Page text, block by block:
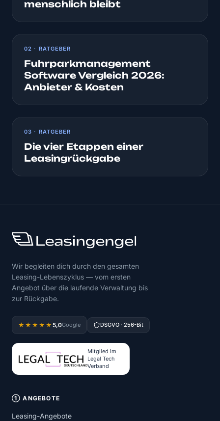
menschlich bleibt
02 · RATGEBER
Fuhrparkmanagement
Software Vergleich 2026:
Anbieter & Kosten
03 · RATGEBER
Die vier Etappen einer
Leasingrückgabe
Wir begleiten dich durch den gesamten
Leasing-Lebenszyklus — vom ersten
Angebot über die laufende Verwaltung bis
zur Rückgabe.
★★★★★ 5,0Google DSGVO · 256-Bit
Mitglied im
Legal Tech
Verband
① ANGEBOTE
Leasing-Angebote